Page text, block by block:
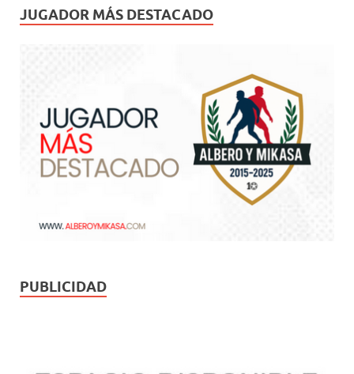
JUGADOR MÁS DESTACADO
PUBLICIDAD